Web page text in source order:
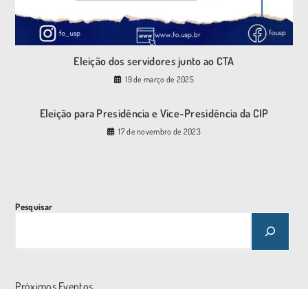
Eleição dos servidores junto ao CTA
19 de março de 2025
Eleição para Presidência e Vice-Presidência da CIP
17 de novembro de 2023
Pesquisar